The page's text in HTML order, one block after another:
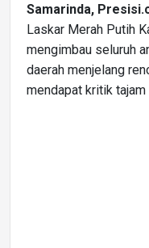
Samarinda,
Laskar Merah Putih
mengimbau seluruh
daerah menjelang
mendapat kritik